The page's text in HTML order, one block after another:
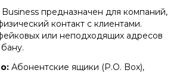
предназначен для компаний,
контакт с клиентами.
или неподходящих адресов
Абонентские ящики (P.O. Box),